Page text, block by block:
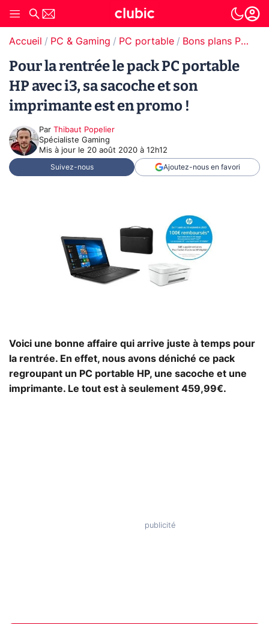
Accueil PC & Gaming PC portable Bons plans PC portable
Pour la rentrée le pack PC portable
HP avec i3, sa sacoche et son
imprimante est en promo !
Par Thibaut Popelier
Spécialiste Gaming
Mis à jour le 20 août 2020 à 12h12
Suivez-nous Ajoutez-nous en favori
Voici une bonne affaire qui arrive juste à temps pour
la rentrée. En effet, nous avons déniché ce pack
regroupant un PC portable HP, une sacoche et une
imprimante. Le tout est à seulement 459,99€.